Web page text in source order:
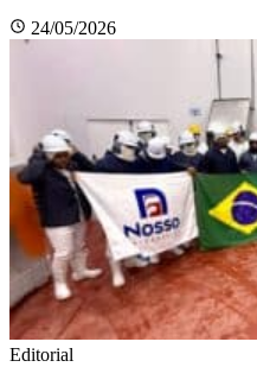
24/05/2026
Editorial